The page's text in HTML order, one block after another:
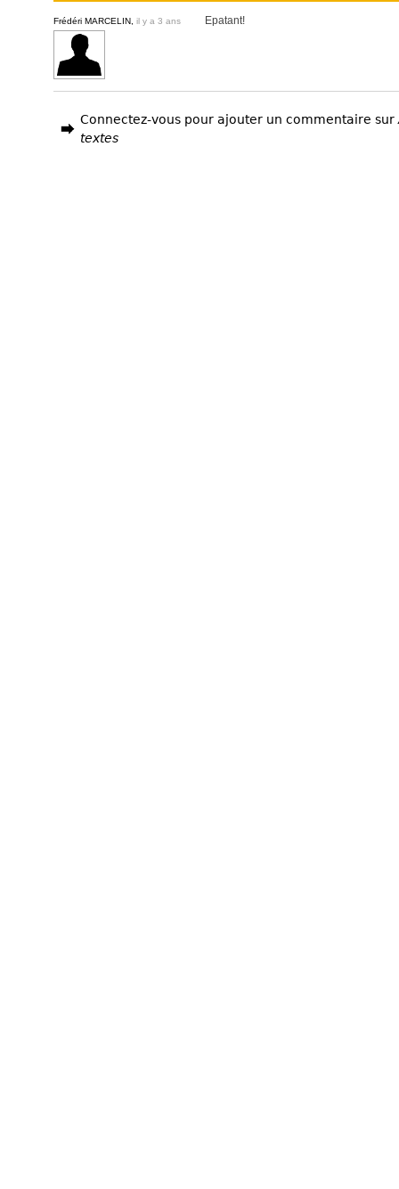
Frédéri MARCELIN, il y a 3 ans Epatant!
Connectez-vous pour ajouter un commentaire sur
textes